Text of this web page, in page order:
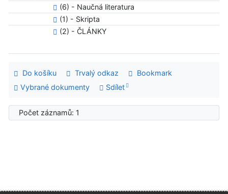
(6) - Naučná literatura
(1) - Skripta
(2) - ČLÁNKY
Do košíku Trvalý odkaz
Bookmark
Vybrané dokumenty
Sdílet
Počet záznamů: 1